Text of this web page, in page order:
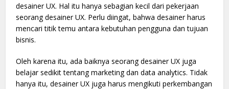
desainer UX. Hal itu hanya sebagian kecil dari pekerjaan
seorang desainer UX. Perlu diingat, bahwa desainer harus
mencari titik temu antara kebutuhan pengguna dan tujuan
bisnis.
Oleh karena itu, ada baiknya seorang desainer UX juga
belajar sedikit tentang marketing dan data analytics. Tidak
hanya itu, desainer UX juga harus mengikuti perkembangan